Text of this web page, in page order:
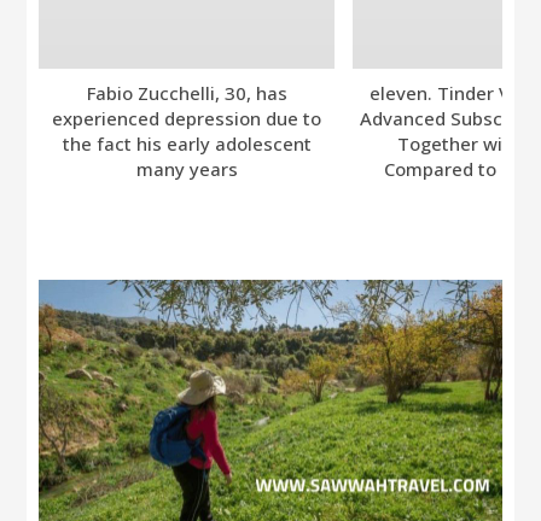
Fabio Zucchelli, 30, has
experienced depression due to
the fact his early adolescent
many years
eleven. Tinder
Advanced
Together with
Compared to